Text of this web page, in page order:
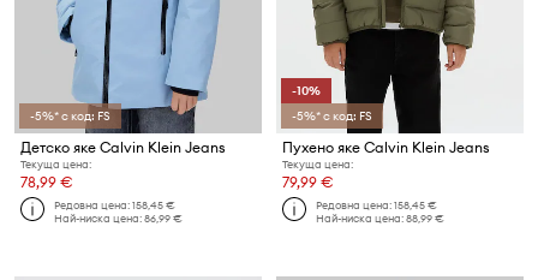
-5%* с код: FS
Детско яке Calvin Klein Jeans
Текуща цена:
78,99 €
Редовна цена:158,45 €
Най-ниска цена:86,99 €
-10%
-5%* с код: FS
Пухено яке Calvin Klein Jeans
Текуща цена:
79,99 €
Редовна цена:158,45 €
Най-ниска цена:88,99 €